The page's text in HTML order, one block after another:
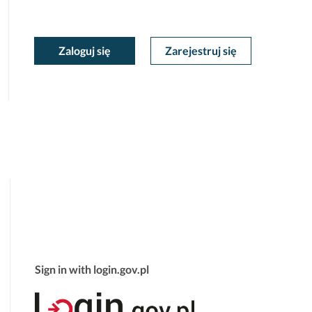
MojeZaloguj się Zarejestruj się
Sign in with login.gov.pl